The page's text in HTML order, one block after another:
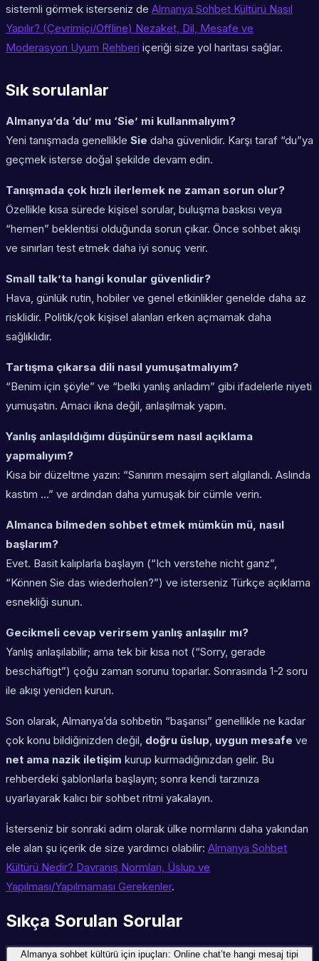
sistemli görmek isterseniz de Almanya Sohbet Kültürü Nasıl
Yapılır? (Çevrimiçi/Offline) Nezaket, Dil, Mesafe ve
Moderasyon Uyum Rehberi içeriği size yol haritası sağlar.
Sık sorulanlar
Almanya’da ‘du’ mu ‘Sie’ mi kullanmalıyım?
Yeni tanışmada genellikle Sie daha güvenlidir. Karşı taraf “du”ya
geçmek isterse doğal şekilde devam edin.
Tanışmada çok hızlı ilerlemek ne zaman sorun olur?
Özellikle kısa sürede kişisel sorular, buluşma baskısı veya
“hemen” beklentisi olduğunda sorun çıkar. Önce sohbet akışı
ve sınırları test etmek daha iyi sonuç verir.
Small talk’ta hangi konular güvenlidir?
Hava, günlük rutin, hobiler ve genel etkinlikler genelde daha az
risklidir. Politik/çok kişisel alanları erken açmamak daha
sağlıklıdır.
Tartışma çıkarsa dili nasıl yumuşatmalıyım?
“Benim için şöyle” ve “belki yanlış anladım” gibi ifadelerle niyeti
yumuşatın. Amacı ikna değil, anlaşılmak yapın.
Yanlış anlaşıldığımı düşünürsem nasıl açıklama
yapmalıyım?
Kısa bir düzeltme yazın: “Sanırım mesajım sert algılandı. Aslında
kastım …” ve ardından daha yumuşak bir cümle verin.
Almanca bilmeden sohbet etmek mümkün mü, nasıl
başlarım?
Evet. Basit kalıplarla başlayın (“Ich verstehe nicht ganz”,
“Können Sie das wiederholen?”) ve isterseniz Türkçe açıklama
esnekliği sunun.
Gecikmeli cevap verirsem yanlış anlaşılır mı?
Yanlış anlaşılabilir; ama tek bir kısa not (“Sorry, gerade
beschäftigt”) çoğu zaman sorunu toparlar. Sonrasında 1-2 soru
ile akışı yeniden kurun.
Son olarak, Almanya’da sohbetin “başarısı” genellikle ne kadar
çok konu bildiğinizden değil, doğru üslup, uygun mesafe ve
net ama nazik iletişim kurup kurmadığınızdan gelir. Bu
rehberdeki şablonlarla başlayın; sonra kendi tarzınıza
uyarlayarak kalıcı bir sohbet ritmi yakalayın.
İsterseniz bir sonraki adım olarak ülke normlarını daha yakından
ele alan şu içerik de size yardımcı olabilir: Almanya Sohbet
Kültürü Nedir? Davranış Normları, Üslup ve
Yapılması/Yapılmaması Gerekenler.
Sıkça Sorulan Sorular
Almanya sohbet kültürü için ipuçları: Online chat’te hangi mesaj tipi